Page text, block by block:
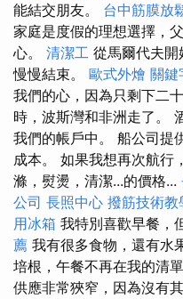
能結交朋友。 台中筋膜放
家庭是度假的理想選擇，
心。 清潔工 從馬爾代夫
慢慢結束。 歐式外燴 關鍵
我們的心，因為只剩下二
時，波斯灣和非洲走了。
我們的帳戶中。 船公司提
成本。 如果我想再次航行
滌，熨燙，清潔...的價格...
公司 長照中心 撥筋技術教
用冰箱 我特別喜歡早餐，
薦 我有很多食物，還有水
培根，午餐不再在我的清
供應非常狹窄，因為沒有